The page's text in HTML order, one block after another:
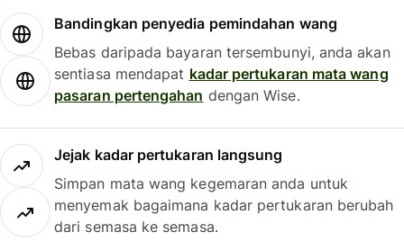
Bandingkan penyedia pemindahan wang
Bebas daripada bayaran tersembunyi, anda akan
sentiasa mendapat kadar pertukaran mata wang
pasaran pertengahan dengan Wise.
Jejak kadar pertukaran langsung
Simpan mata wang kegemaran anda untuk
menyemak bagaimana kadar pertukaran berubah
dari semasa ke semasa.